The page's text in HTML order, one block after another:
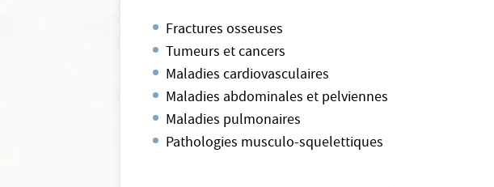
Fractures osseuses
Tumeurs et cancers
Maladies cardiovasculaires
Maladies abdominales et pelviennes
Maladies pulmonaires
Pathologies musculo-squelettiques